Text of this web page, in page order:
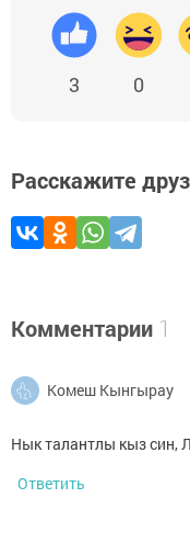
3 0
Расскажите
Комментарии 1
Комеш Кынгырау
Нык талантлы кыз син,
Ответить